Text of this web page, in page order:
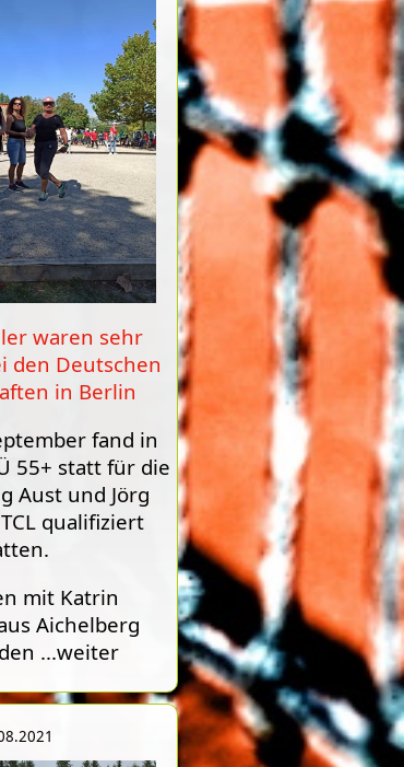
waren sehr
den Deutschen
in Berlin
fand in
55+ statt für die
Aust und Jörg
qualifiziert
mit Katrin
Aichelberg
...weiter